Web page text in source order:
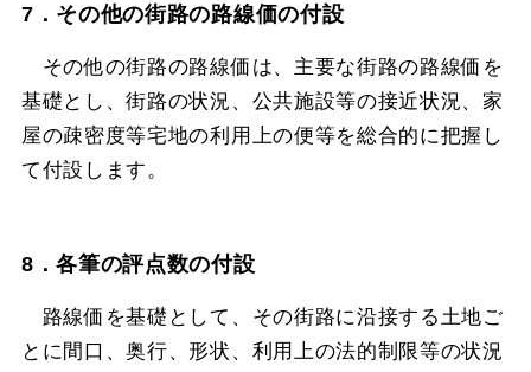
7．その他の街路の路線価の付設
その他の街路の路線価は、主要な街路の路線価を
基礎とし、街路の状況、公共施設等の接近状況、家
屋の疎密度等宅地の利用上の便等を総合的に把握し
て付設します。
8．各筆の評点数の付設
路線価を基礎として、その街路に沿接する土地ご
とに間口、奥行、形状、利用上の法的制限等の状況